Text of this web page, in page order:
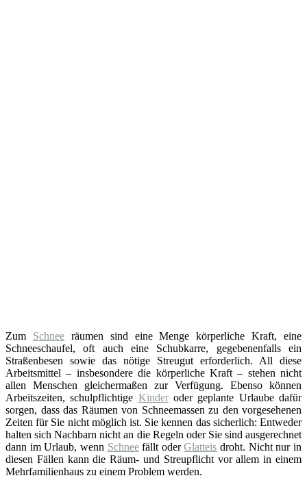
Zum Schneeräumen sind eine Menge körperliche Kraft, eine
Schneeschaufel, oft auch eine Schubkarre, gegebenenfalls ein
Straßenbesen sowie das nötige Streugut erforderlich. All diese
Arbeitsmittel – insbesondere die körperliche Kraft – stehen nicht
allen Menschen gleichermaßen zur Verfügung. Ebenso können
Arbeitszeiten, schulpflichtige Kinderoder geplante Urlaube dafür
sorgen, dass das Räumen von Schneemassen zu den vorgesehenen
Zeiten für Sie nicht möglich ist. Sie kennen das sicherlich: Entweder
halten sich Nachbarn nicht an die Regeln oder Sie sind ausgerechnet
dann im Urlaub, wenn Schneefällt oderGlatteis droht. Nicht nur in
diesen Fällen kann die Räum- und Streupflicht vor allem in einem
Mehrfamilienhaus zu einem Problem werden.